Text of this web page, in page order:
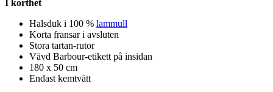
I korthet
Halsduk i 100 % lammull
Korta fransar i avsluten
Stora tartan-rutor
Vävd Barbour-etikett på insidan
180 x 50 cm
Endast kemtvätt